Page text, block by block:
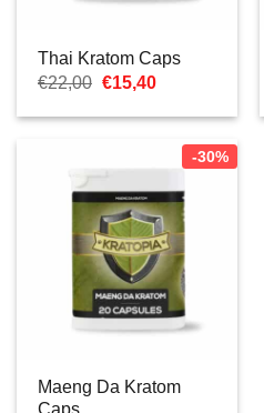
Thai Kratom Caps
€22,00 Ursprünglicher
war:
€15,40Aktueller
ist:
-30%
Maeng Da Kratom
Caps